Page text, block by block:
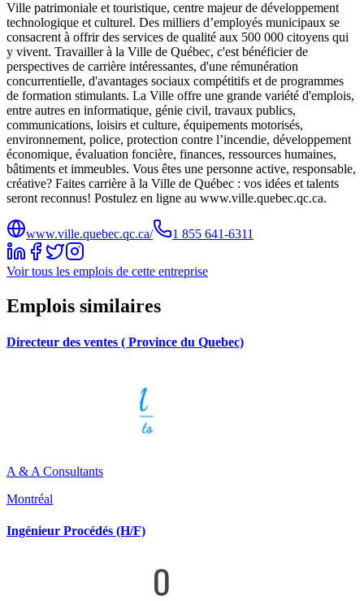
Ville patrimoniale et touristique, centre majeur de développement
technologique et culturel. Des milliers d’employés municipaux se
consacrent à offrir des services de qualité aux 500 000 citoyens qui
y vivent. Travailler à la Ville de Québec, c'est bénéficier de
perspectives de carrière intéressantes, d'une rémunération
concurrentielle, d'avantages sociaux compétitifs et de programmes
de formation stimulants. La Ville offre une grande variété d'emplois,
entre autres en informatique, génie civil, travaux publics,
communications, loisirs et culture, équipements motorisés,
environnement, police, protection contre l’incendie, développement
économique, évaluation foncière, finances, ressources humaines,
bâtiments et immeubles. Vous êtes une personne active, responsable,
créative? Faites carrière à la Ville de Québec : vos idées et talents
seront reconnus! Postulez en ligne au www.ville.quebec.qc.ca.
www.ville.quebec.qc.ca/ 1 855 641‑6311
Voir tous les emplois de cette entreprise
Emplois similaires
Directeur des ventes ( Province du Quebec)
A & A Consultants
Montréal
Ingénieur Procédés (H/F)